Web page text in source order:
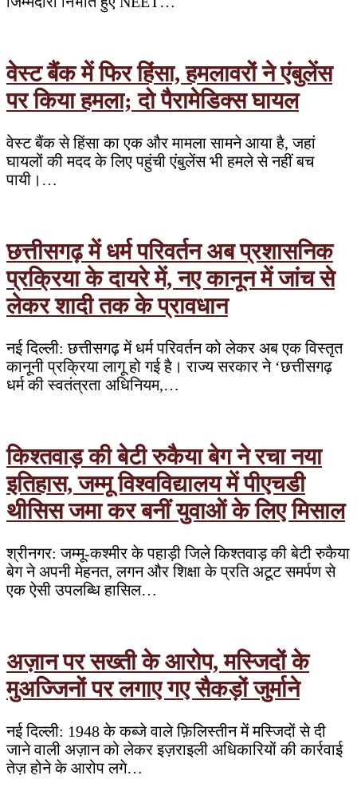
वेस्ट बैंक में फिर हिंसा, हमलावरों ने एंबुलेंस
पर किया हमला; दो पैरामेडिक्स घायल
वेस्ट बैंक से हिंसा का एक और मामला सामने आया है, जहां
घायलों की मदद के लिए पहुंची एंबुलेंस भी हमले से नहीं बच
पायी।…
छत्तीसगढ़ में धर्म परिवर्तन अब प्रशासनिक
प्रक्रिया के दायरे में, नए कानून में जांच से
लेकर शादी तक के प्रावधान
नई दिल्ली: छत्तीसगढ़ में धर्म परिवर्तन को लेकर अब एक विस्तृत
कानूनी प्रक्रिया लागू हो गई है। राज्य सरकार ने ‘छत्तीसगढ़
धर्म की स्वतंत्रता अधिनियम,…
किश्तवाड़ की बेटी रुकैया बेग ने रचा नया
इतिहास, जम्मू विश्वविद्यालय में पीएचडी
थीसिस जमा कर बनीं युवाओं के लिए मिसाल
श्रीनगर: जम्मू-कश्मीर के पहाड़ी जिले किश्तवाड़ की बेटी रुकैया
बेग ने अपनी मेहनत, लगन और शिक्षा के प्रति अटूट समर्पण से
एक ऐसी उपलब्धि हासिल…
अज़ान पर सख्ती के आरोप, मस्जिदों के
मुअज्जिनों पर लगाए गए सैकड़ों जुर्माने
नई दिल्ली: 1948 के कब्जे वाले फ़िलिस्तीन में मस्जिदों से दी
जाने वाली अज़ान को लेकर इज़राइली अधिकारियों की कार्रवाई
तेज़ होने के आरोप लगे…